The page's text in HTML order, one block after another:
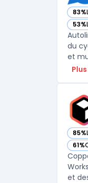
83%
—
53%
—
du
et
85%
—
61%
—
et